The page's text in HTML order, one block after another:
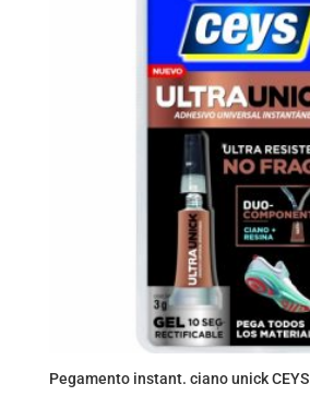
Pegamento instant. ciano unick CEYS